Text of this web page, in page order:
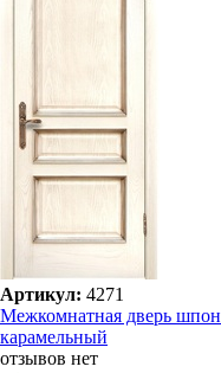
Артикул: 4271
Межкомнатная дверь
карамельный
отзывов нет